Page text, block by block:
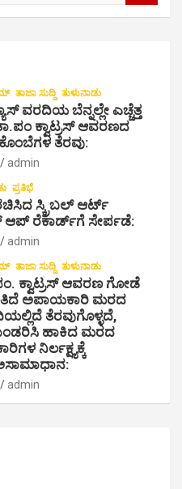
ತಾಜಾ ಸುದ್ದಿ ತುಳುನಾಡು
ವರದಿಯ ಬೆನ್ನಲ್ಲೇ ಎಚ್ಚೆತ್ತ
ಕ್ವಾಟ್ರಸ್ ಆವರಣದ
ತೆರವು:
admin
ಪ್ರತಿಭೆ
ಸ್ಕ್ರಿಬಲ್ ಆರ್ಟ್
ರೆಕಾರ್ಡ್‌ಗೆ ಸೇರ್ಪಡೆ:
admin
ತಾಜಾ ಸುದ್ದಿ ತುಳುನಾಡು
ಕ್ವಾಟ್ರಸ್ ಆವರಣ ಗೋಡೆ
ಅಪಾಯಕಾರಿ ಮರದ
ತೆರವುಗೊಳ್ಳದೆ,
ಹಾಕಿದ ಮರದ
ನಿರ್ಲಕ್ಷ್ಯಕ್ಕೆ
admin